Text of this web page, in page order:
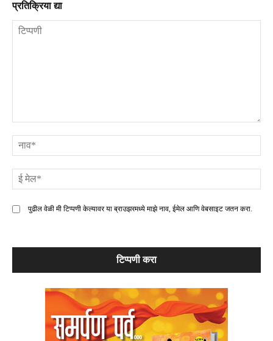
प्रतिक्रिया द्या
पुढील वेळी मी टिप्पणी केल्यावर या ब्राउझरमध्ये माझे नाव, ईमेल आणि वेबसाइट जतन करा.